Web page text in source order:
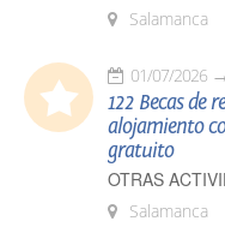
Salamanca
01/07/2026
122 Becas de
alojamiento
gratuito
OTRAS
Salamanca